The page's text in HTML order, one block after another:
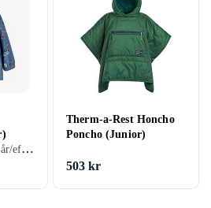
Drenge, Piger, Forår/efterår, Softshell/træningsjakke, Fleecetrøjer, 152, 140, 146, 92, 98, 116
Therm-a-Rest Honcho
Poncho (Junior)
503 kr